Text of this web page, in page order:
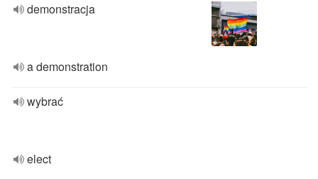
demonstracja
a demonstration
wybrać
elect